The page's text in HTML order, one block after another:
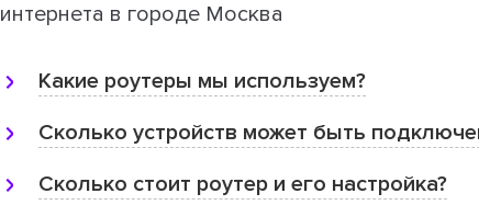
интернета в городе Москва
Какие роутеры мы используем?
Сколько устройств может быть
Сколько стоит роутер и его настройка?